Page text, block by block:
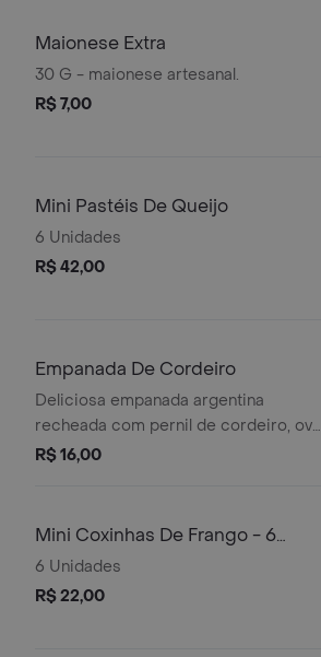
Maionese Extra
30 G - maionese artesanal.
R$ 7,00
Mini Pastéis De Queijo
6 Unidades
R$ 42,00
Empanada De Cordeiro
Deliciosa empanada argentina
recheada com pernil de cordeiro, ovo
cozido, cebola e azeitonas verdes - 1
R$ 16,00
Mini Coxinhas De Frango - 6
Unidades
6 Unidades
R$ 22,00